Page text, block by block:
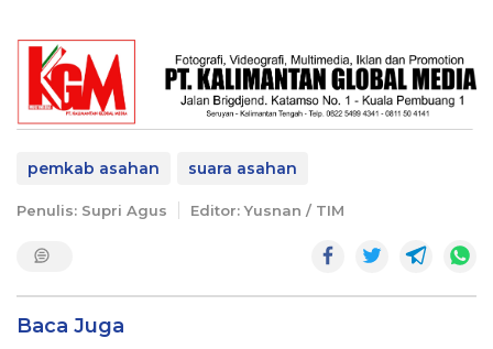
pemkab asahan suara asahan
Penulis: Supri Agus Editor: Yusnan / TIM
Baca Juga